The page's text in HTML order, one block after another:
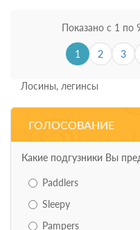
Показано с 1 по
1 2 3
Лосины, легинсы
ГОЛОСОВАНИЕ
Какие подгузники Вы
Paddlers
Sleepy
Pampers